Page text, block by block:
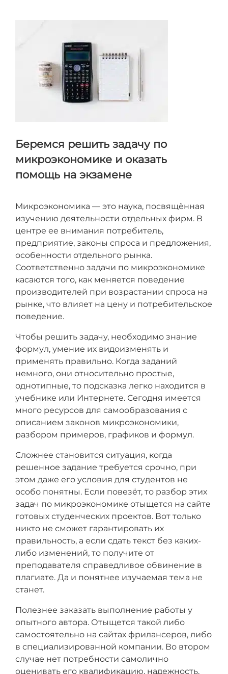
Беремся решить задачу по
микроэкономике и оказать
помощь на экзамене
Микроэкономика — это наука, посвящённая
изучению деятельности отдельных фирм. В
центре ее внимания потребитель,
предприятие, законы спроса и предложения,
особенности отдельного рынка.
Соответственно задачи по микроэкономике
касаются того, как меняется поведение
производителей при возрастании спроса на
рынке, что влияет на цену и потребительское
поведение.
Чтобы решить задачу, необходимо знание
формул, умение их видоизменять и
применять правильно. Когда заданий
немного, они относительно простые,
однотипные, то подсказка легко находится в
учебнике или Интернете. Сегодня имеется
много ресурсов для самообразования с
описанием законов микроэкономики,
разбором примеров, графиков и формул.
Сложнее становится ситуация, когда
решенное задание требуется срочно, при
этом даже его условия для студентов не
особо понятны. Если повезёт, то разбор этих
задач по микроэкономике отыщется на сайте
готовых студенческих проектов. Вот только
никто не сможет гарантировать их
правильность, а если сдать текст без каких-
либо изменений, то получите от
преподавателя справедливое обвинение в
плагиате. Да и понятнее изучаемая тема не
станет.
Полезнее заказать выполнение работы у
опытного автора. Отыщется такой либо
самостоятельно на сайтах фрилансеров, либо
в специализированной компании. Во втором
случае нет потребности самолично
оценивать его квалификацию, надежность,